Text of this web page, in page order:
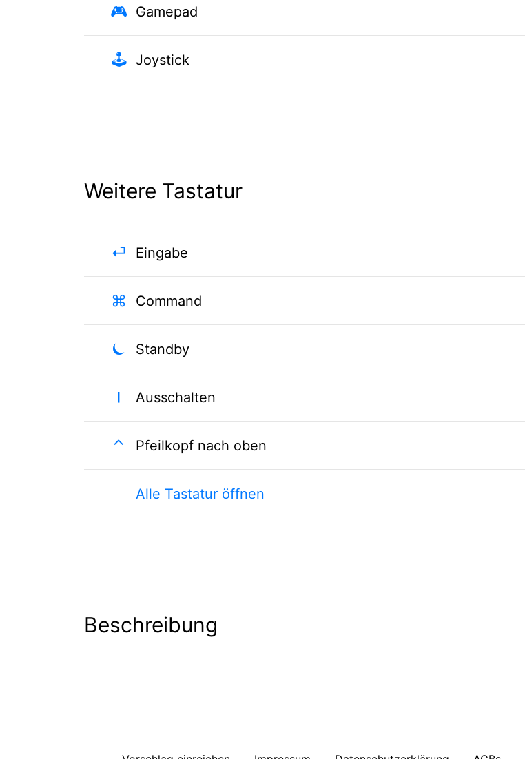
🎮 Gamepad
🕹️ Joystick
Weitere Tastatur
⏎ Eingabe
⌘ Command
⏾ Standby
⏽ Ausschalten
⌃ Pfeilkopf nach oben
Alle Tastatur öffnen
Beschreibung